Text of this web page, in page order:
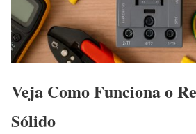
Veja Como Funciona o
Sólido